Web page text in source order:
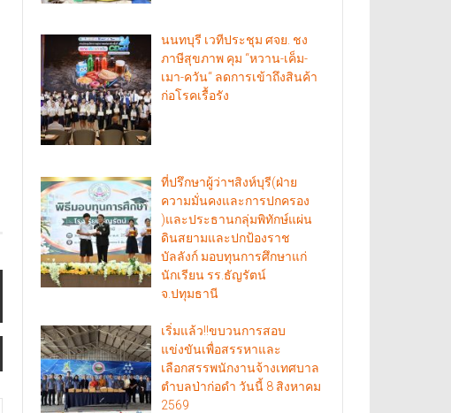
นนทบุรี เวทีประชุม ศจย. ชง
ภาษีสุขภาพ คุม “หวาน-เค็ม-
เมา-ควัน“ ลดการเข้าถึงสินค้า
ก่อโรคเรื้อรัง
ที่ปรึกษาผู้ว่าฯสิงห์บุรี(ฝ่าย
ความมั่นคงและการปกครอง
)และประธานกลุ่มพิทักษ์แผ่น
ดินสยามและปกป้องราช
บัลลังก์ มอบทุนการศึกษาแก่
นักเรียน รร.ธัญรัตน์
จ.ปทุมธานี
เริ่มแล้ว!!ขบวนการสอบ
แข่งขันเพื่อสรรหาและ
เลือกสรรพนักงานจ้างเทศบาล
ตำบลป่าก่อดำ วันนี้ 8 สิงหาคม
2569